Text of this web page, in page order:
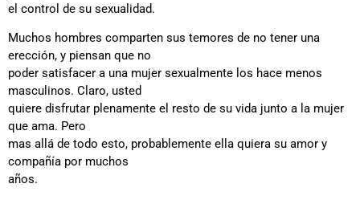
el control de su sexualidad.
Muchos hombres comparten sus temores de no tener una
erección, y piensan que no
poder satisfacer a una mujer sexualmente los hace menos
masculinos. Claro, usted
quiere disfrutar plenamente el resto de su vida junto a la mujer
que ama. Pero
mas allá de todo esto, probablemente ella quiera su amor y
compañía por muchos
años.